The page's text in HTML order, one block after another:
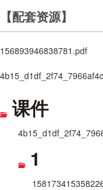
【配套资源】
156893946838781.pdf
课件
1